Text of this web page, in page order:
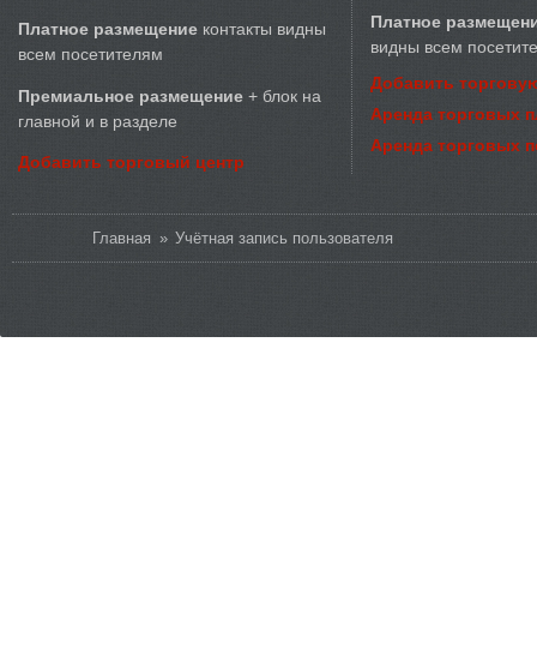
Платное размещение контакты видны
всем посетителям
Премиальное размещение + блок на
главной и в разделе
Добавить торговый центр
Платное
видны всем
Добавить
Аренда торговых
Аренда торговых
Главная » Учётная запись пользователя